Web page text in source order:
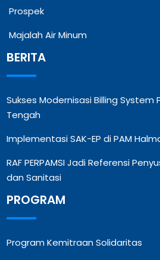
Prospek
Majalah Air Minum
BERITA
Sukses Modernisasi Billing System
Tengah
Implementasi SAK-EP di PAM
RAF PERPAMSI Jadi Referensi
dan Sanitasi
PROGRAM
Program Kemitraan Solidaritas